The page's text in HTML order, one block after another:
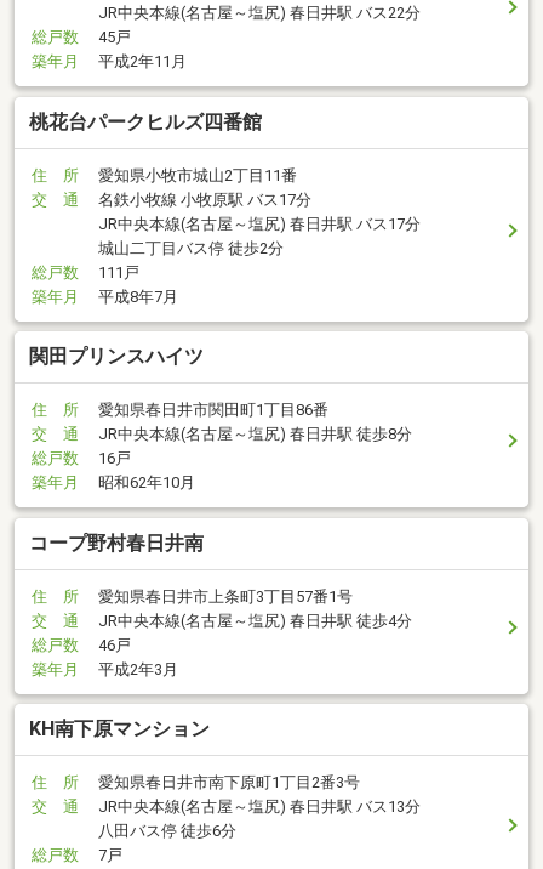
JR中央本線(名古屋～塩尻) 春日井駅 バス22分
総戸数
45戸
築年月
平成2年11月
桃花台パークヒルズ四番館
住 所
愛知県小牧市城山2丁目11番
交 通
名鉄小牧線 小牧原駅 バス17分
JR中央本線(名古屋～塩尻) 春日井駅 バス17分
城山二丁目バス停 徒歩2分
総戸数
111戸
築年月
平成8年7月
関田プリンスハイツ
住 所
愛知県春日井市関田町1丁目86番
交 通
JR中央本線(名古屋～塩尻) 春日井駅 徒歩8分
総戸数
16戸
築年月
昭和62年10月
コープ野村春日井南
住 所
愛知県春日井市上条町3丁目57番1号
交 通
JR中央本線(名古屋～塩尻) 春日井駅 徒歩4分
総戸数
46戸
築年月
平成2年3月
KH南下原マンション
住 所
愛知県春日井市南下原町1丁目2番3号
交 通
JR中央本線(名古屋～塩尻) 春日井駅 バス13分
八田バス停 徒歩6分
総戸数
7戸